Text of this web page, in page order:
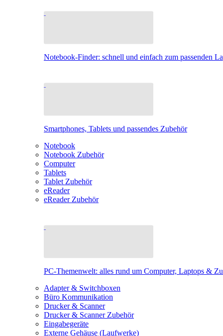
Notebook-Finder: schnell und einfach zum passenden
Smartphones, Tablets und passendes Zubehör
Notebook
Notebook Zubehör
Computer
Tablets
Tablet Zubehör
eReader
eReader Zubehör
PC-Themenwelt: alles rund um Computer, Laptops &
Adapter & Switchboxen
Büro Kommunikation
Drucker & Scanner
Drucker & Scanner Zubehör
Eingabegeräte
Externe Gehäuse (Laufwerke)